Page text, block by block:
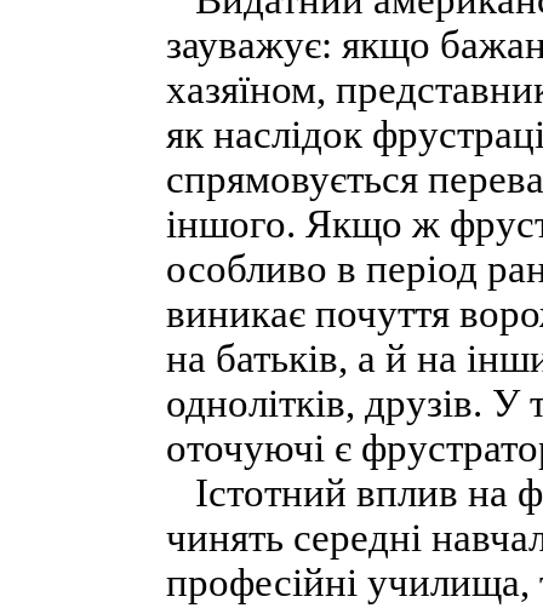
зауважує: якщо
хазяїном,
як наслідок
спрямовується
іншого. Якщо ж
особливо в період
виникає почуття
на батьків, а й на
однолітків, друзів. У
оточуючі є
Істотний вплив на
чинять середні
професійні